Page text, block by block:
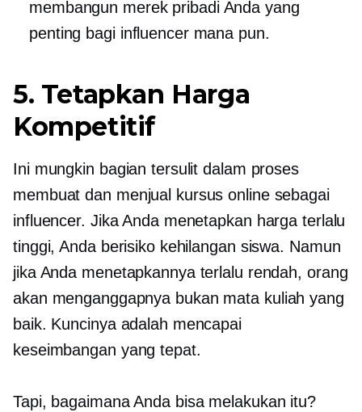
membangun merek pribadi Anda yang
penting bagi influencer mana pun.
5. Tetapkan Harga
Kompetitif
Ini mungkin bagian tersulit dalam proses
membuat dan menjual kursus online sebagai
influencer. Jika Anda menetapkan harga terlalu
tinggi, Anda berisiko kehilangan siswa. Namun
jika Anda menetapkannya terlalu rendah, orang
akan menganggapnya bukan mata kuliah yang
baik. Kuncinya adalah mencapai
keseimbangan yang tepat.
Tapi, bagaimana Anda bisa melakukan itu?